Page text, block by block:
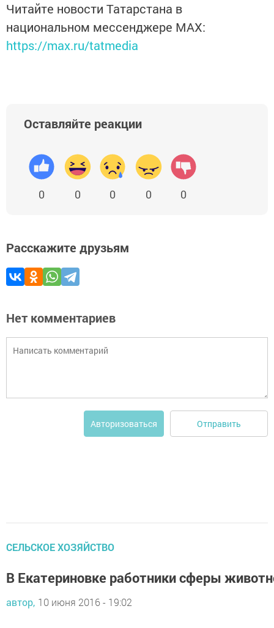
Читайте новости Татарстана в
национальном мессенджере MАХ:
https://max.ru/tatmedia
Оставляйте реакции
0 0 0 0 0
Расскажите друзьям
Нет комментариев
Авторизоваться Отправить
СЕЛЬСКОЕ ХОЗЯЙСТВО
В Екатериновке работники сферы
автор, 10 июня 2016 - 19:02